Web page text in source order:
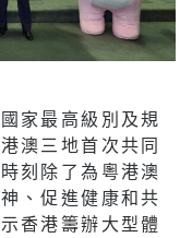
家最高級別及規
澳三地首次共同
刻除了為粵港澳
、促進健康和共
香港籌辦大型體